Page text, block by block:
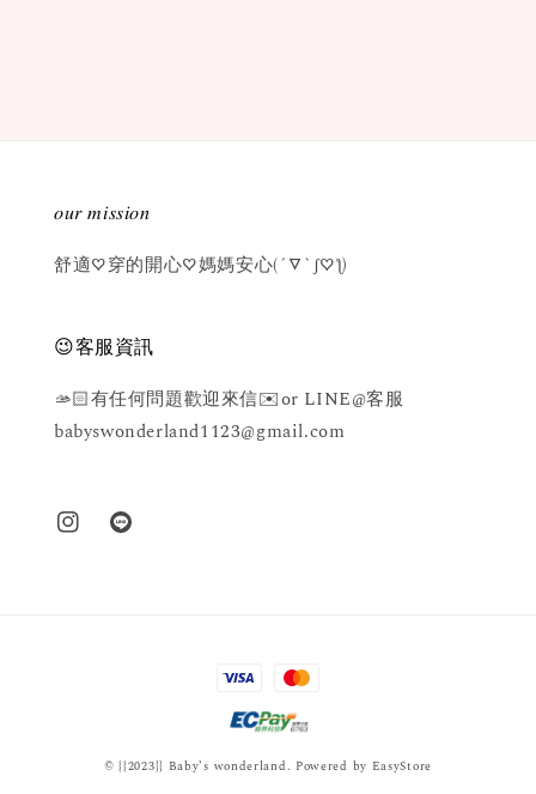
𝑜𝑢𝑟 𝑚𝑖𝑠𝑠𝑖𝑜𝑛
舒適♡穿的開心♡媽媽安心(´▽`ʃ♡ƪ)
😉客服資訊
🫴🏻有任何問題歡迎來信✉️or LINE@客服
babyswonderland1123@gmail.com
© {{2023}} Baby’s wonderland. Powered by EasyStore